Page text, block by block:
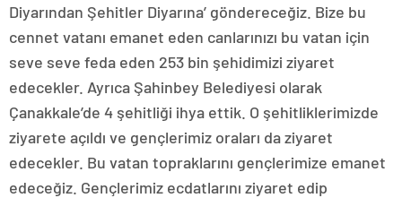
Diyarından Şehitler Diyarına’ göndereceğiz. Bize bu
cennet vatanı emanet eden canlarınızı bu vatan için
seve seve feda eden 253 bin şehidimizi ziyaret
edecekler. Ayrıca Şahinbey Belediyesi olarak
Çanakkale’de 4 şehitliği ihya ettik. O şehitliklerimizde
ziyarete açıldı ve gençlerimiz oraları da ziyaret
edecekler. Bu vatan topraklarını gençlerimize emanet
edeceğiz. Gençlerimiz ecdatlarını ziyaret edip